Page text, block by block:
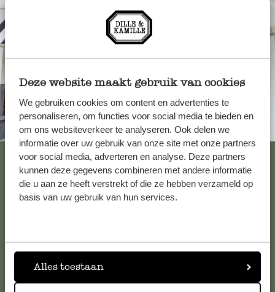
Deze website maakt gebruik van cookies
We gebruiken cookies om content en advertenties te
personaliseren, om functies voor social media te bieden en
om ons websiteverkeer te analyseren. Ook delen we
informatie over uw gebruik van onze site met onze partners
voor social media, adverteren en analyse. Deze partners
kunnen deze gegevens combineren met andere informatie
die u aan ze heeft verstrekt of die ze hebben verzameld op
basis van uw gebruik van hun services.
Alles toestaan
Altijd in de buurt
Bekijk alle 62 winkels
Voor vragen, tips of hulp kun je contact opnemen met onze
klantenservice. Of bekijk hier het antwoord op de
meestgestelde vragen.